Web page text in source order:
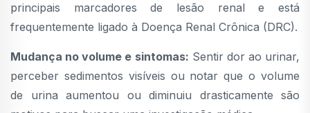
principais marcadores de lesão renal e está
frequentemente ligado à Doença Renal Crônica (DRC).
Mudança no volume e sintomas: Sentir dor ao urinar,
perceber sedimentos visíveis ou notar que o volume
de urina aumentou ou diminuiu drasticamente são